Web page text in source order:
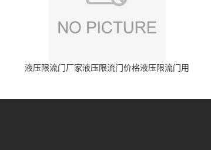
液压限流门厂家液压限流门价格液压限流门用